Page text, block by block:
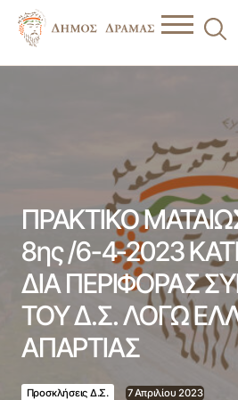
ΠΡΑΚΤΙΚΟ
8ης /6-4-2023
ΔΙΑ ΠΕΡΙΦΟΡΑΣ
ΤΟΥ Δ.Σ. ΛΟΓΩ
ΑΠΑΡΤΙΑΣ
Προσκλήσεις Δ.Σ. 7 Απριλίου 2023